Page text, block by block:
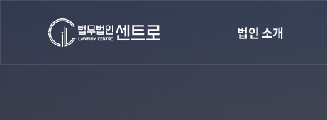
법인 소개